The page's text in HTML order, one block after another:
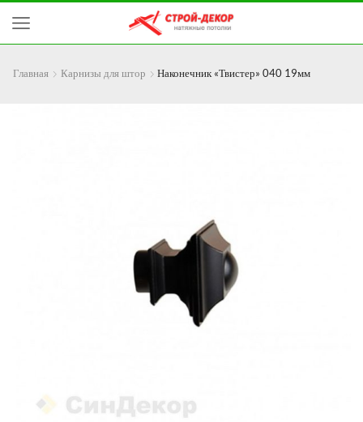
Главная Карнизы для штор Наконечник «Твистер» 040 19мм